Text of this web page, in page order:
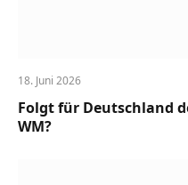
18. Juni 2026
Folgt für Deutschland
WM?